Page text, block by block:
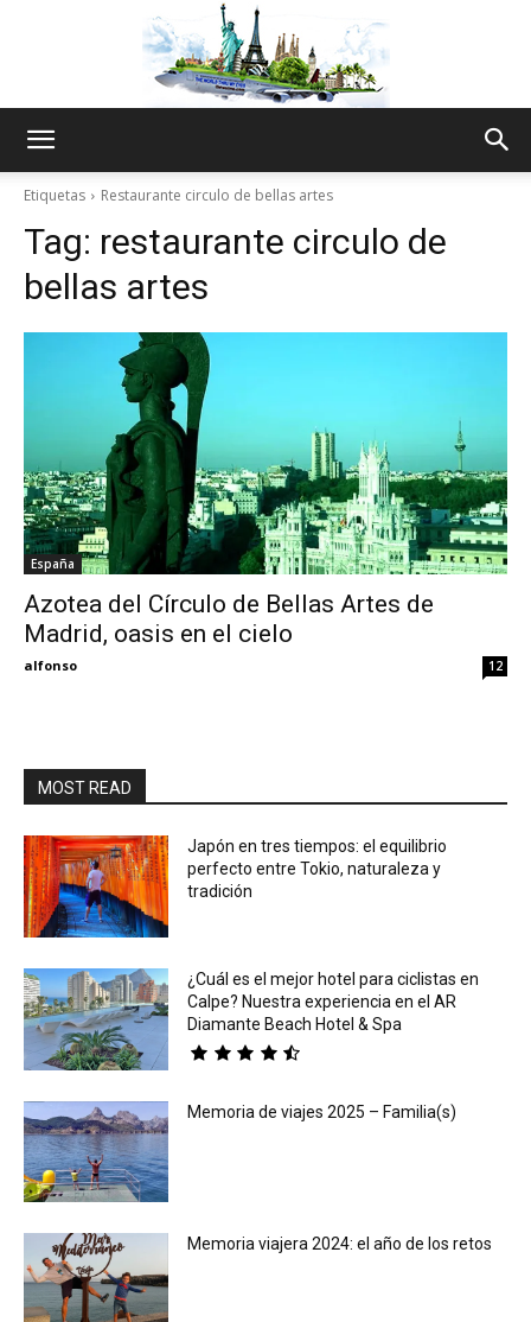
My
Etiquetas Restaurante circulo de bellas artes
Tag: restaurante circulo de
bellas artes
España
Azotea del Círculo de Bellas Artes de
Madrid, oasis en el cielo
alfonso 12
MOST READ
Japón en tres tiempos: el equilibrio
perfecto entre Tokio, naturaleza y
tradición
¿Cuál es el mejor hotel para ciclistas en
Calpe? Nuestra experiencia en el AR
Diamante Beach Hotel & Spa
Memoria de viajes 2025 – Familia(s)
Memoria viajera 2024: el año de los retos